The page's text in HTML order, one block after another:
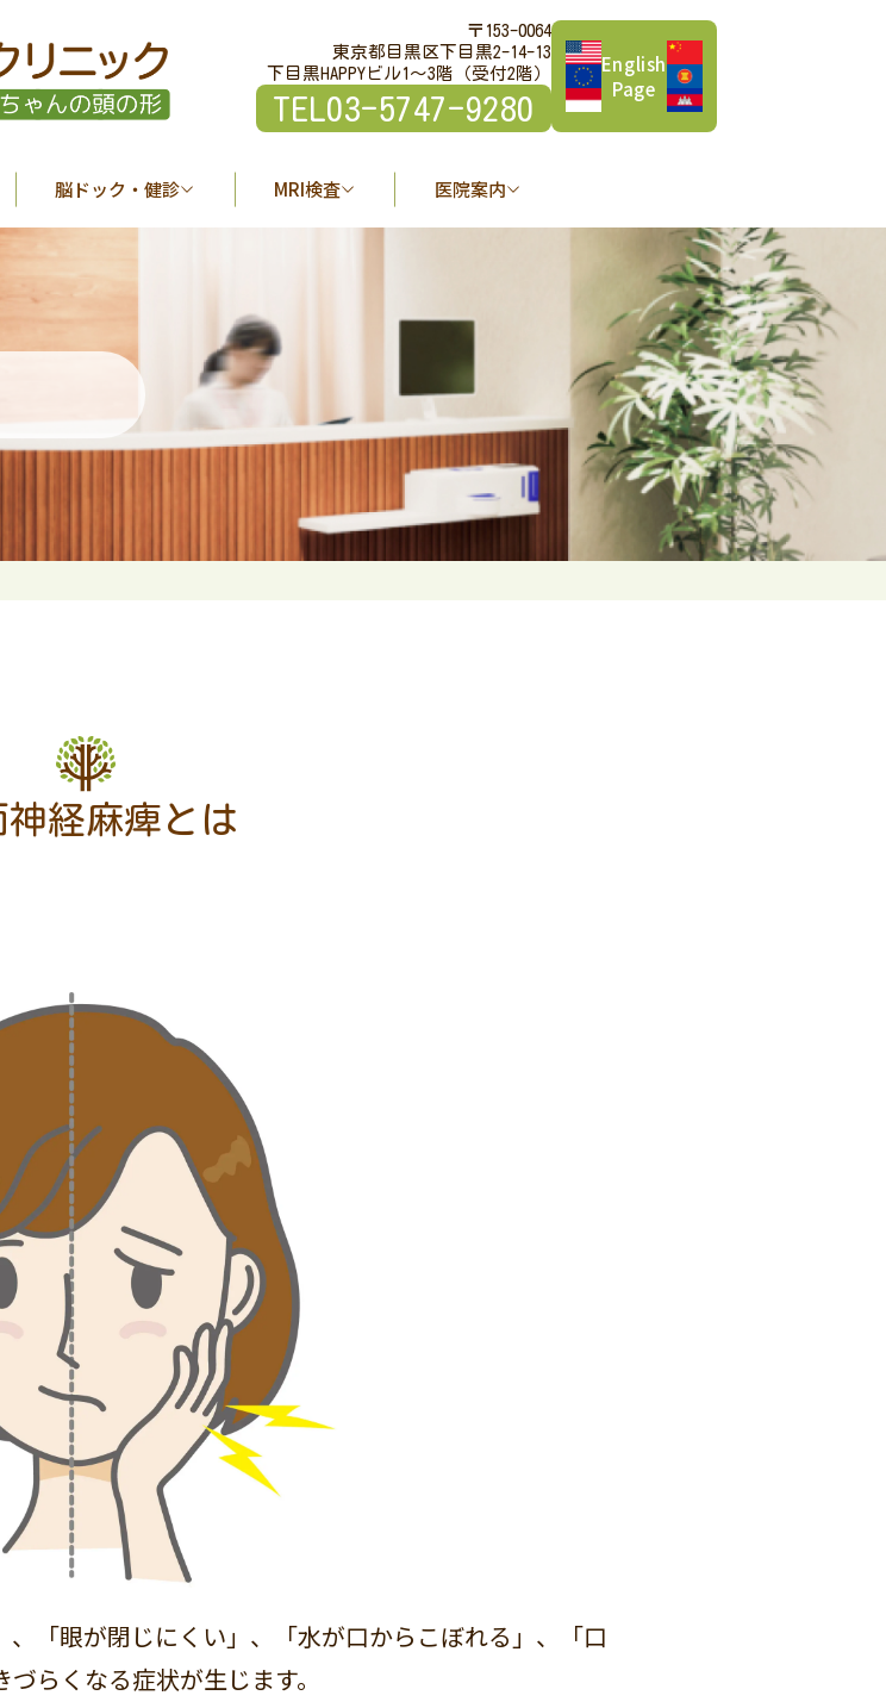
〒153-0064
東京都目黒区下目黒2-14-13
下目黒HAPPYビル1～3階（受付2階）
TEL03-5747-9280
English
Page
脳ドック・健診 MRI検査 医院案内
神経麻痺とは
「眼が閉じにくい」、「水が口からこぼれる」、「口
らくなる症状が生じます。